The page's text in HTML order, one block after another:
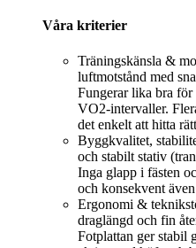
Våra kriterier
Träningskänsla &
luftmotstånd med
Fungerar lika bra för
VO2-intervaller.
det enkelt att hitta
Byggkvalitet,
och stabilt stativ
Inga glapp i fästen
och konsekvent
Ergonomi &
draglängd och fin
Fotplattan ger stabil